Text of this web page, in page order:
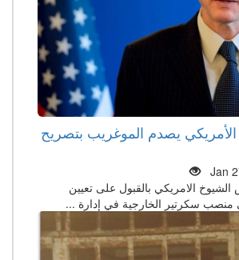
يصدم الموغريب بتصريح
الامريكي بالقبول على تعيين
سكرتير الخارجية في إدارة ...